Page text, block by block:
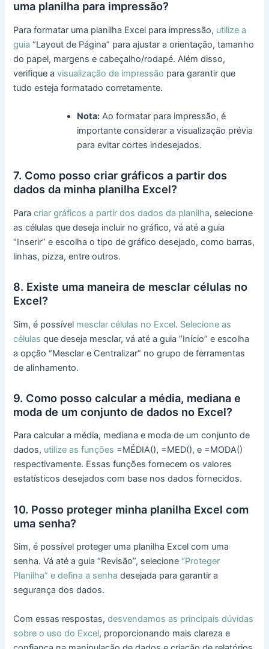
uma planilha para impressão?
Para formatar uma planilha Excel para impressão, utilize a
guia “Layout de Página” para ajustar a orientação, tamanho
do papel, margens e cabeçalho/rodapé. Além disso,
verifique avisualização de impressão para garantir que
tudo esteja formatado corretamente.
Nota: Ao formatar para impressão, é
importante considerar a visualização prévia
para evitar cortes indesejados.
7. Como posso criar gráficos a partir dos
dados da minha planilha Excel?
Paracriar gráficos a partir dos dados da planilha, selecione
as células que deseja incluir no gráfico, vá até a guia
“Inserir” e escolha o tipo de gráfico desejado, como barras,
linhas, pizza, entre outros.
8. Existe uma maneira de mesclar células no
Excel?
Sim, é possível mesclar células no Excel. Selecione as
células que deseja mesclar, vá até a guia “Início” e escolha
a opção “Mesclar e Centralizar” no grupo de ferramentas
de alinhamento.
9. Como posso calcular a média, mediana e
moda de um conjunto de dados no Excel?
Para calcular a média, mediana e moda de um conjunto de
dados, utilize as funções =MÉDIA(), =MED(), e =MODA()
respectivamente. Essas funções fornecem os valores
estatísticos desejados com base nos dados fornecidos.
10. Posso proteger minha planilha Excel com
uma senha?
Sim, é possível proteger uma planilha Excel com uma
senha. Vá até a guia “Revisão”, selecione“Proteger
Planilha” e defina a senha desejada para garantir a
segurança dos dados.
Com essas respostas,desvendamos as principais dúvidas
sobre o uso do Excel, proporcionando mais clareza e